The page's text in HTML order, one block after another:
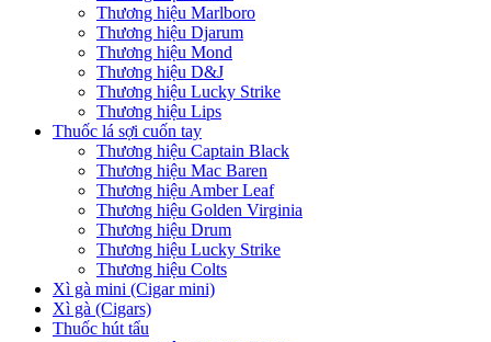
Thương hiệu Marlboro
Thương hiệu Djarum
Thương hiệu Mond
Thương hiệu D&J
Thương hiệu Lucky Strike
Thương hiệu Lips
Thuốc lá sợi cuốn tay
Thương hiệu Captain Black
Thương hiệu Mac Baren
Thương hiệu Amber Leaf
Thương hiệu Golden Virginia
Thương hiệu Drum
Thương hiệu Lucky Strike
Thương hiệu Colts
Xì gà mini (Cigar mini)
Xì gà (Cigars)
Thuốc hút tẩu